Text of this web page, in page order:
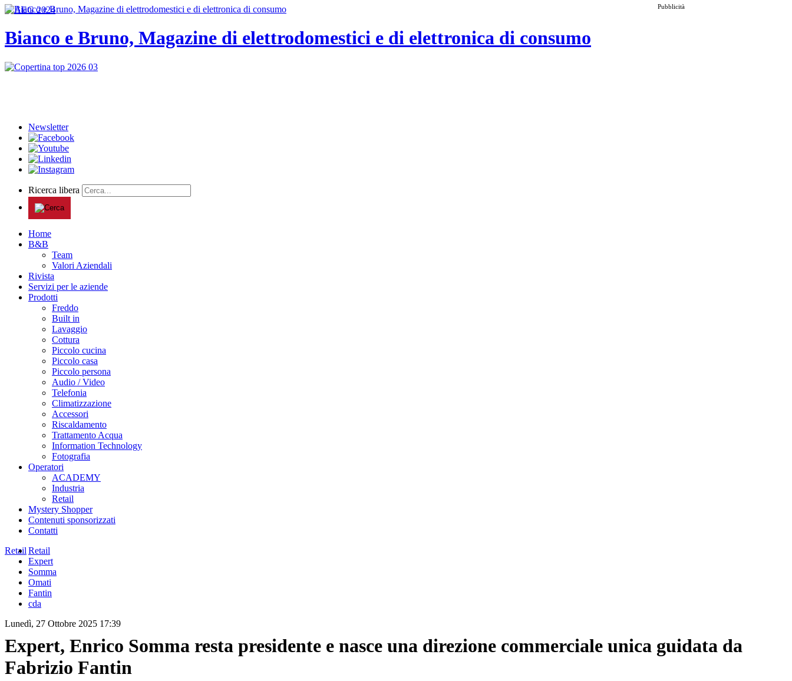
Pubblicità
Bianco e Bruno, Magazine di elettrodomestici e di elettronica di consumo
Newsletter
Ricerca libera
Home
B&B
Team
Valori Aziendali
Rivista
Servizi per le aziende
Prodotti
Freddo
Built in
Lavaggio
Cottura
Piccolo cucina
Piccolo casa
Piccolo persona
Audio / Video
Telefonia
Climatizzazione
Accessori
Riscaldamento
Trattamento Acqua
Information Technology
Fotografia
Operatori
ACADEMY
Industria
Retail
Mystery Shopper
Contenuti sponsorizzati
Contatti
Retail Retail
Expert
Somma
Omati
Fantin
cda
Lunedì, 27 Ottobre 2025 17:39
Expert, Enrico Somma resta presidente e nasce una direzione commerciale unica guidata da
Fabrizio Fantin